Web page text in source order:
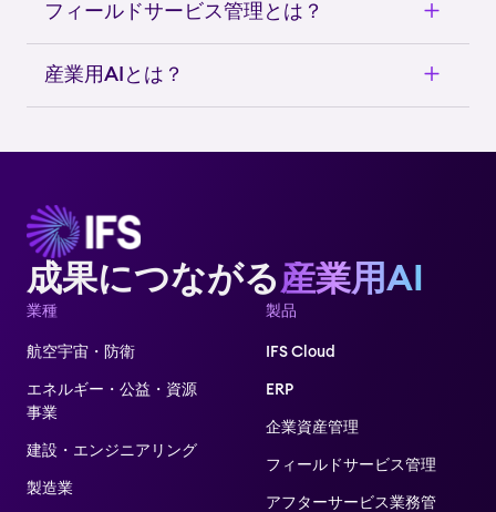
フィールドサービス管理とは？
産業用AIとは？
成果につながる産業用AI
業種
航空宇宙・防衛
エネルギー・公益・資源
事業
建設・エンジニアリング
製造業
製品
IFS Cloud
ERP
企業資産管理
フィールドサービス管理
アフターサービス業務管